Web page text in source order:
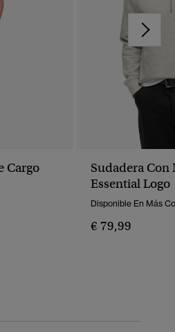
Cargo
Sudadera
Essential Logo
Disponible En Más
€ 79,99